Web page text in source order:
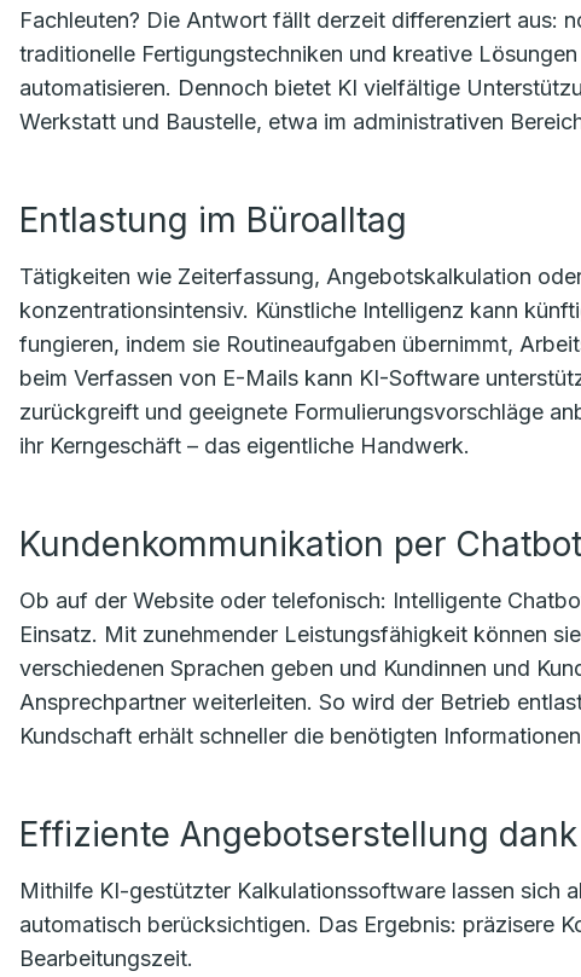
Fachleuten? Die Antwort fällt derzeit differenziert aus:
traditionelle Fertigungstechniken und kreative
automatisieren. Dennoch bietet KI vielfältige
Werkstatt und Baustelle, etwa im administrativen
Entlastung im Büroalltag
Tätigkeiten wie Zeiterfassung, Angebotskalkulation
konzentrationsintensiv. Künstliche Intelligenz kann
fungieren, indem sie Routineaufgaben übernimmt,
beim Verfassen von E-Mails kann KI-Software
zurückgreift und geeignete Formulierungsvorschläge
ihr Kerngeschäft – das eigentliche Handwerk.
Kundenkommunikation per Chatbot
Ob auf der Website oder telefonisch: Intelligente
Einsatz. Mit zunehmender Leistungsfähigkeit können
verschiedenen Sprachen geben und Kundinnen und
Ansprechpartner weiterleiten. So wird der Betrieb
Kundschaft erhält schneller die benötigten
Effiziente Angebotserstellung dank
Mithilfe KI-gestützter Kalkulationssoftware lassen sich
automatisch berücksichtigen. Das Ergebnis: präzisere
Bearbeitungszeit.